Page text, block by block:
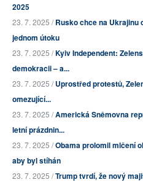
2025
23. 7. 2025 /Rusko chce na Ukrajinu
jednom útoku
23. 7. 2025 /Kyiv Independent:
demokracii – a...
23. 7. 2025 /Uprostřed protestů,
omezující...
23. 7. 2025 /Americká Sněmovna
letní prázdnin...
23. 7. 2025 /Obama prolomil mlčení
aby byl stíhán
23. 7. 2025 /Trump tvrdí, že nový